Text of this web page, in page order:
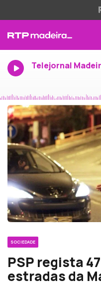
Telejornal
SOCIEDADE
PSP regista
estradas da